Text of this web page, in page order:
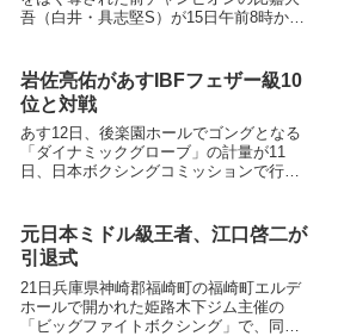
吾（白井・具志堅S）が15日午前8時から
フライ級リミットから10ポンド（4.5キ
ロ）以内の...
岩佐亮佑があすIBFフェザー級10
位と対戦
あす12日、後楽園ホールでゴングとなる
「ダイナミックグローブ」の計量が11
日、日本ボクシングコミッションで行わ
レス）が55.9キロ、対戦相手のIBF世界フ
ェザ...
元日本ミドル級王者、江口啓二が
引退式
21日兵庫県神崎郡福崎町の福崎町エルデ
ホールで開かれた姫路木下ジム主催の
「ビッグファイトボクシング」で、同ジ